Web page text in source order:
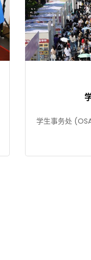
学生事务处